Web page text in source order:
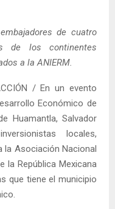
de cuatro
de los continentes
a la ANIERM.
/ En un evento
Económico de
Huamantla, Salvador
locales,
la Asociación Nacional
la República Mexicana
que tiene el municipio